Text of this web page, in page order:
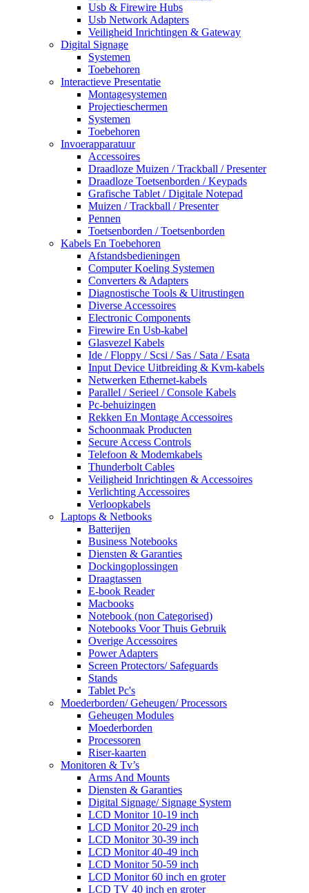
Usb & Firewire Hubs
Usb Network Adapters
Veiligheid Inrichtingen & Gateway
Digital Signage
Systemen
Toebehoren
Interactieve Presentatie
Montagesystemen
Projectieschermen
Systemen
Toebehoren
Invoerapparatuur
Accessoires
Draadloze Muizen / Trackball / Presenter
Draadloze Toetsenborden / Keypads
Grafische Tablet / Digitale Notepad
Muizen / Trackball / Presenter
Pennen
Toetsenborden / Toetsenborden
Kabels En Toebehoren
Afstandsbedieningen
Computer Koeling Systemen
Converters & Adapters
Diagnostische Tools & Uitrustingen
Diverse Accessoires
Electronic Components
Firewire En Usb-kabel
Glasvezel Kabels
Ide / Floppy / Scsi / Sas / Sata / Esata
Input Device Uitbreiding & Kvm-kabels
Netwerken Ethernet-kabels
Parallel / Serieel / Console Kabels
Pc-behuizingen
Rekken En Montage Accessoires
Schoonmaak Producten
Secure Access Controls
Telefoon & Modemkabels
Thunderbolt Cables
Veiligheid Inrichtingen & Accessoires
Verlichting Accessoires
Verloopkabels
Laptops & Netbooks
Batterijen
Business Notebooks
Diensten & Garanties
Dockingoplossingen
Draagtassen
E-book Reader
Macbooks
Notebook (non Categorised)
Notebooks Voor Thuis Gebruik
Overige Accessoires
Power Adapters
Screen Protectors/ Safeguards
Stands
Tablet Pc's
Moederborden/ Geheugen/ Processors
Geheugen Modules
Moederborden
Processoren
Riser-kaarten
Monitoren & Tv’s
Arms And Mounts
Diensten & Garanties
Digital Signage/ Signage System
LCD Monitor 10-19 inch
LCD Monitor 20-29 inch
LCD Monitor 30-39 inch
LCD Monitor 40-49 inch
LCD Monitor 50-59 inch
LCD Monitor 60 inch en groter
LCD TV 40 inch en groter